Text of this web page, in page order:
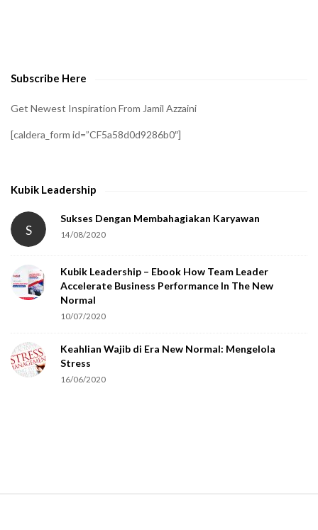
Subscribe Here
Get Newest Inspiration From Jamil Azzaini
[caldera_form id=”CF5a58d0d9286b0″]
Kubik Leadership
S
Sukses Dengan Membahagiakan Karyawan
14/08/2020
Kubik Leadership – Ebook How Team Leader
Accelerate Business Performance In The New
Normal
10/07/2020
Keahlian Wajib di Era New Normal: Mengelola
Stress
16/06/2020